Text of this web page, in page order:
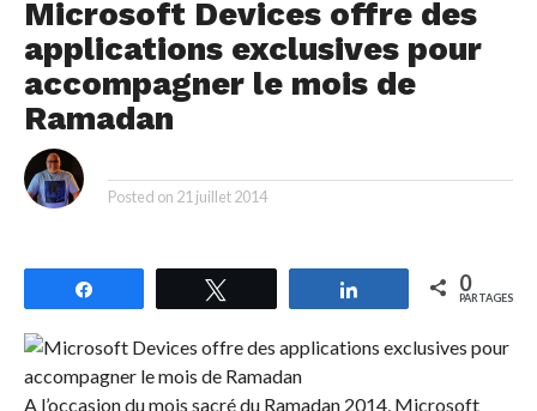
Microsoft Devices offre des
applications exclusives pour
accompagner le mois de
Ramadan
Posted on 21 juillet 2014
Partagez 0
PARTAGES
A l’occasion du mois sacré du Ramadan 2014, Microsoft